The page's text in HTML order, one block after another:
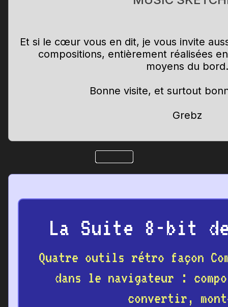
Et si le cœur vous en dit, je vous invite
compositions, entièrement réalisées
moyens du bord.
Bonne visite, et surtout
Grebz
La Suite 8-bit
Quatre outils rétro façon
dans le navigateur :
convertir,